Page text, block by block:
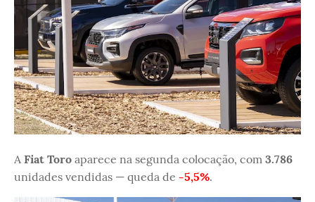
A Fiat Toro aparece na segunda colocação, com 3.786
unidades vendidas — queda de -5,5%.